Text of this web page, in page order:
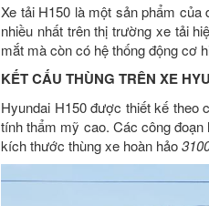
Xe tải H150 là một sản phẩm
nhiều nhất trên thị trường xe tải
mắt mà còn có hệ thống động cơ
KẾT CẤU THÙNG TRÊN XE
Hyundai H150 được thiết kế theo
tính thẩm mỹ cao. Các công
kích thước thùng xe hoàn hảo